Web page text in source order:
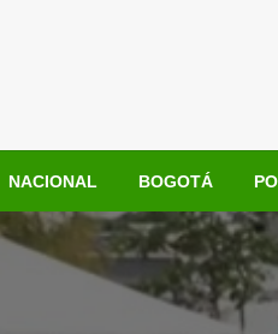
NACIONAL BOGOTÁ